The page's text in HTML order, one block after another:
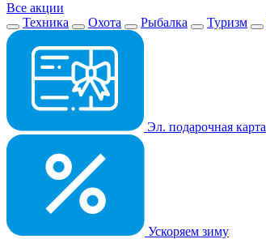
Все акции
Техника
Охота Рыбалка Туризм
Эл. подарочная карта
Ускоряем зиму